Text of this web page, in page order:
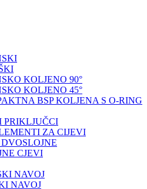
KOLJENO 90°
KOLJENO 45°
BSP KOLJENA S O-RING
PRIKLJUČCI
ZA CIJEVI
CJEVI
NAVOJ
NAVOJ